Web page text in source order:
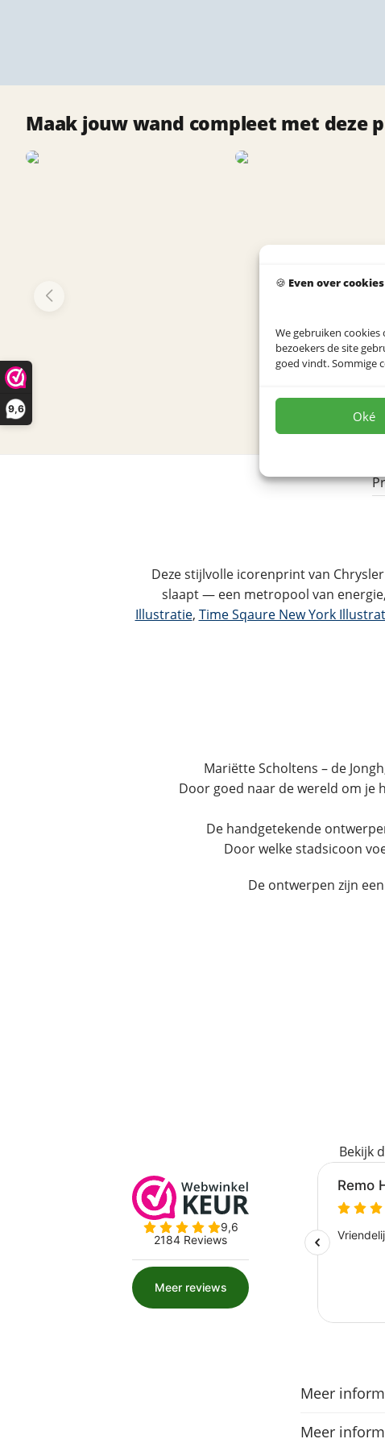
9,6
🍪 Even over cookies
We gebruiken
bezoekers de site
goed vindt. Sommige
Oké
Maak jouw wand compleet met deze
Deze stijlvolle icorenprint van
slaapt — een metropool van
Illustratie, Time Sqaure New York
Mariëtte Scholtens – de
Door goed naar de wereld om je
De handgetekende
Door welke stadsicoon
De ontwerpen zijn
Bekijk
Meer
Meer